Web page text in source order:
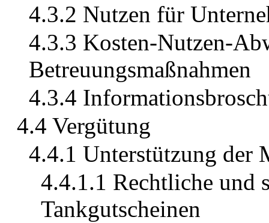
4.3.2 Nutzen für
4.3.3 Kosten-Nutzen-
Betreuungsmaßnahmen
4.3.4
4.4 Vergütung
4.4.1 Unterstützung der
4.4.1.1 Rechtliche und
Tankgutscheinen